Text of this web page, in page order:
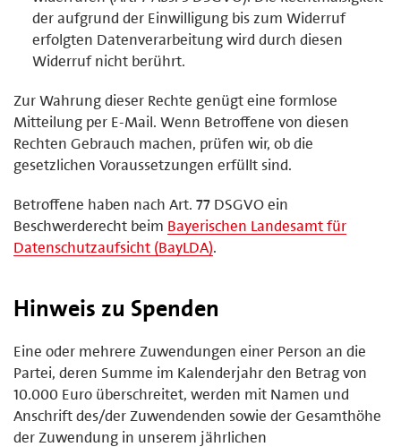
der aufgrund der Einwilligung bis zum Widerruf
erfolgten Datenverarbeitung wird durch diesen
Widerruf nicht berührt.
Zur Wahrung dieser Rechte genügt eine formlose
Mitteilung per E-Mail. Wenn Betroffene von diesen
Rechten Gebrauch machen, prüfen wir, ob die
gesetzlichen Voraussetzungen erfüllt sind.
Betroffene haben nach Art. 77 DSGVO ein
Beschwerderecht beim Bayerischen Landesamt für
Datenschutzaufsicht (BayLDA).
Hinweis zu Spenden
Eine oder mehrere Zuwendungen einer Person an die
Partei, deren Summe im Kalenderjahr den Betrag von
10.000 Euro überschreitet, werden mit Namen und
Anschrift des/der Zuwendenden sowie der Gesamthöhe
der Zuwendung in unserem jährlichen